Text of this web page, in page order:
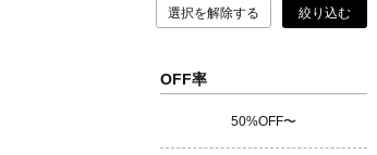
選択を解除する 絞り込む
OFF率
50%OFF〜